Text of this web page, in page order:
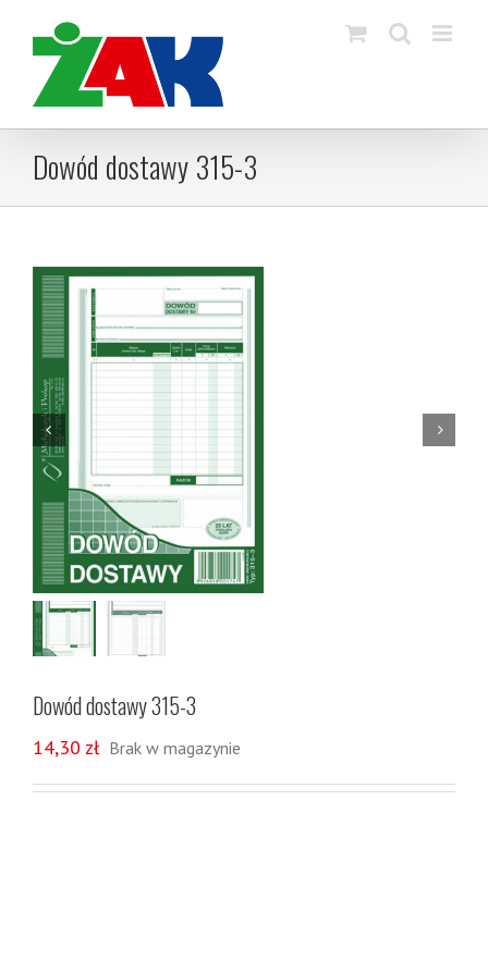
content
Dowód dostawy 315-3
 
Dowód dostawy 315-3
14,30 zł Brak w magazynie